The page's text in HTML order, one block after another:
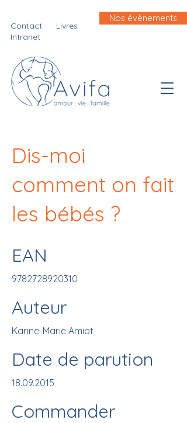
Nos évènements
Contact
Livres
Intranet
Dis-moi
comment on fait
les bébés ?
EAN
9782728920310
Auteur
Karine-Marie Amiot
Date de parution
18.09.2015
Commander